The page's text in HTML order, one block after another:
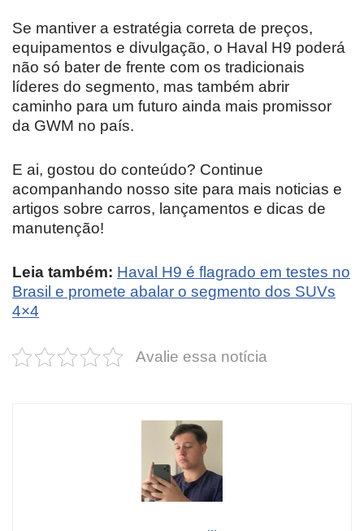
Se mantiver a estratégia correta de preços,
equipamentos e divulgação, o Haval H9 poderá
não só bater de frente com os tradicionais
líderes do segmento, mas também abrir
caminho para um futuro ainda mais promissor
da GWM no país.
E ai, gostou do conteúdo? Continue
acompanhando nosso site para mais noticias e
artigos sobre carros, lançamentos e dicas de
manutenção!
Leia também: Haval H9 é flagrado em testes no
Brasil e promete abalar o segmento dos SUVs
4×4
Avalie essa notícia